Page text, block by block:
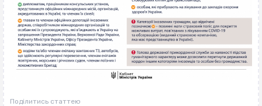
Поділитись статтею